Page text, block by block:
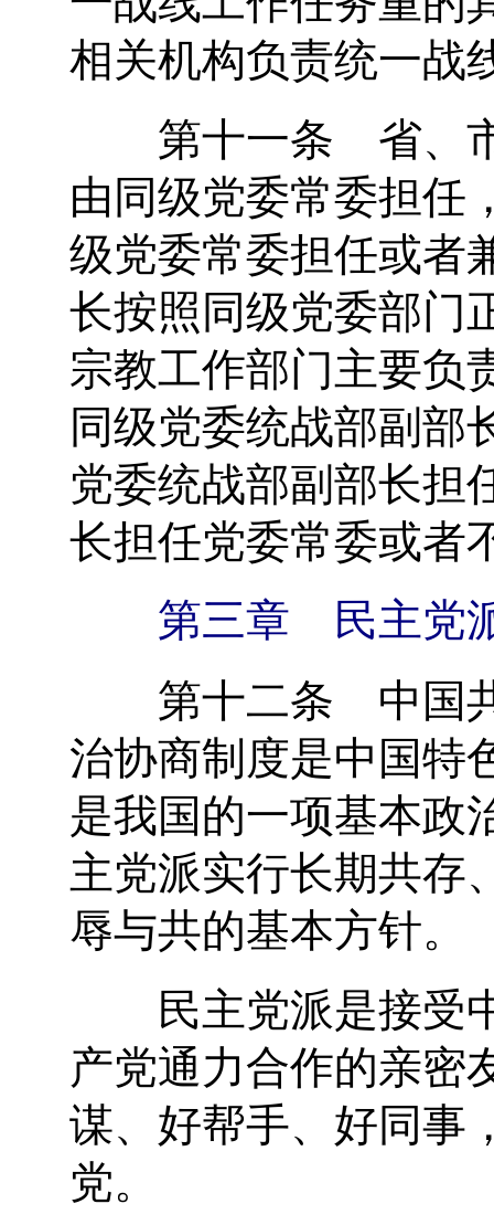
相关机构负责统一战
第十一条 省、市
由同级党委常委担任
级党委常委担任或者
长按照同级党委部门
宗教工作部门主要负
同级党委统战部副部
党委统战部副部长担
长担任党委常委或者
第三章 民主党
第十二条 中国共
治协商制度是中国特
是我国的一项基本政
主党派实行长期共存
辱与共的基本方针。
民主党派是接受
产党通力合作的亲密
谋、好帮手、好同事
党。